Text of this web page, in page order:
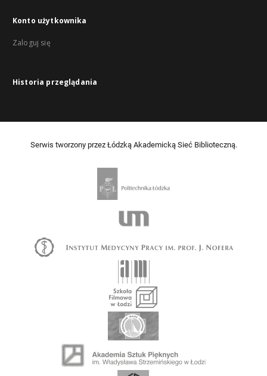
Konto użytkownika
Zaloguj się
Historia przeglądania
Serwis tworzony przez Łódzką Akademicką Sieć Biblioteczną.